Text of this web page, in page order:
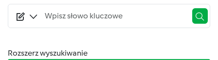
Rozszerz wyszukiwanie